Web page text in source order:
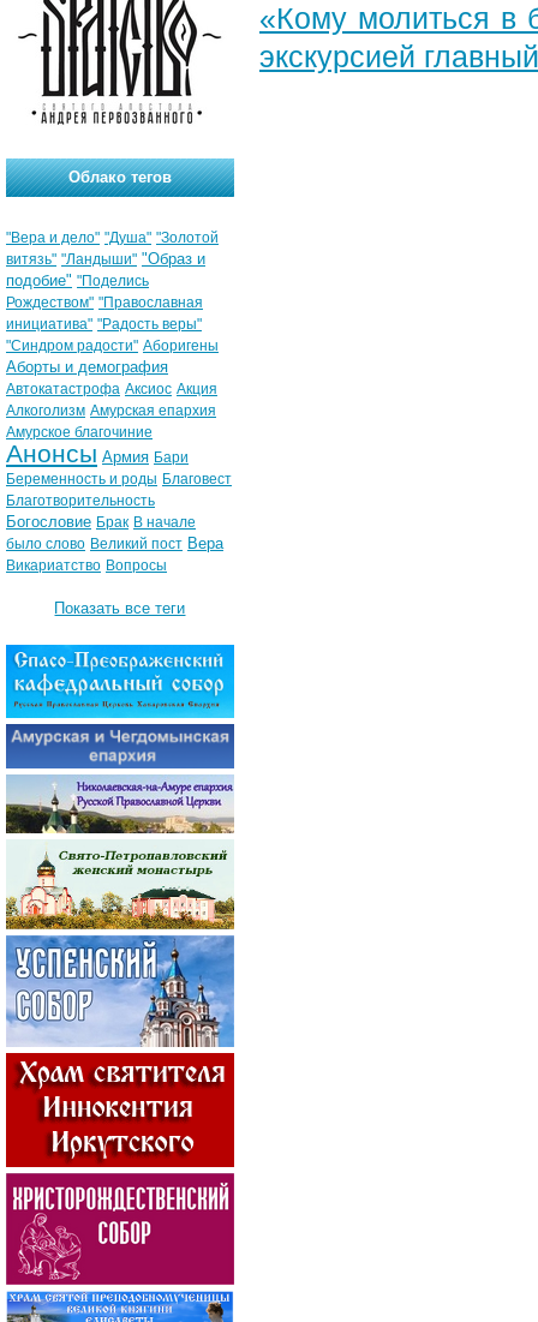
«Кому молиться в
экскурсией
Облако тегов
"Вера и дело" "Душа" "Золотой
витязь" "Ландыши" "Образ и
подобие" "Поделись
Рождеством" "Православная
инициатива" "Радость веры"
"Синдром радости" Аборигены
Аборты и демография
Автокатастрофа Аксиос Акция
Алкоголизм Амурская епархия
Амурское благочиние
Анонсы Армия Бари
Беременность и роды Благовест
Благотворительность
Богословие Брак В начале
было слово Великий пост Вера
Викариатство Вопросы
Показать все теги